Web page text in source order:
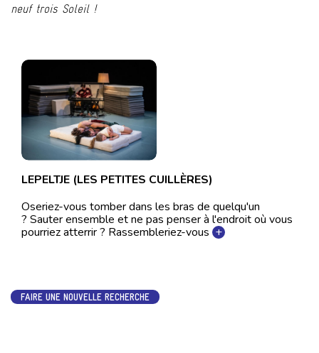
neuf trois Soleil !
LEPELTJE (LES PETITES CUILLÈRES)
Oseriez-vous tomber dans les bras de quelqu'un
? Sauter ensemble et ne pas penser à l'endroit où vous
pourriez atterrir ? Rassembleriez-vous +
FAIRE UNE NOUVELLE RECHERCHE